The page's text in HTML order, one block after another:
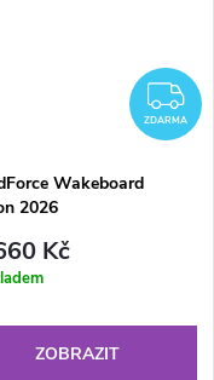
ZDARMA
Wakeboard
2026
Kč
ZOBRAZIT